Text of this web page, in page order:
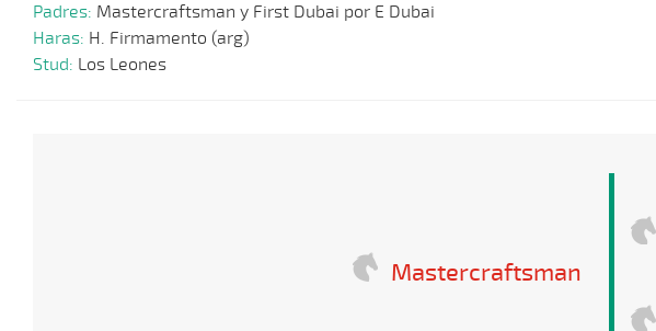
Padres: Mastercraftsman y First Dubai por E Dubai
Haras: H. Firmamento (arg)
Stud: Los Leones
Mastercraftsman